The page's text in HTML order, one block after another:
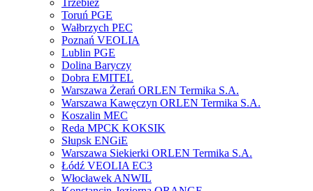
Trzebież
Toruń PGE
Wałbrzych PEC
Poznań VEOLIA
Lublin PGE
Dolina Baryczy
Dobra EMITEL
Warszawa Żerań ORLEN Termika S.A.
Warszawa Kawęczyn ORLEN Termika S.A.
Koszalin MEC
Reda MPCK KOKSIK
Słupsk ENGiE
Warszawa Siekierki ORLEN Termika S.A.
Łódź VEOLIA EC3
Włocławek ANWIL